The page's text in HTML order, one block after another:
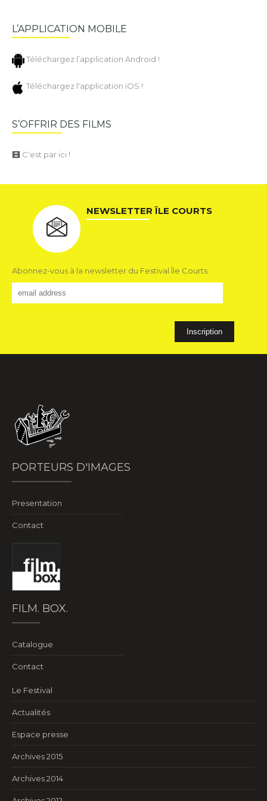
L’APPLICATION MOBILE
Téléchargez l’application Android !
Téléchargez l'application iOS !
S’OFFRIR DES FILMS
C'est par ici !
NEWSLETTER ÎLE COURTS
Abonnez-vous à la newsletter du Festival Île Courts :
PORTEURS D'IMAGES
Presentation
Contact
FILM. BOX.
Catalogue
Contact
Le Festival
Actualités
Espace presse
Archives 2015
Archives 2014